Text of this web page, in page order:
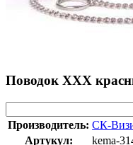
Поводок ХХХ
Производитель: СК-
Артукул:
kema-